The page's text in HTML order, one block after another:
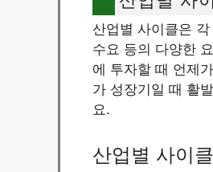
산업별 사이클은
수요 등의 다양한
에 투자할 때 언제
가 성장기일 때 활
요.
산업별 사이